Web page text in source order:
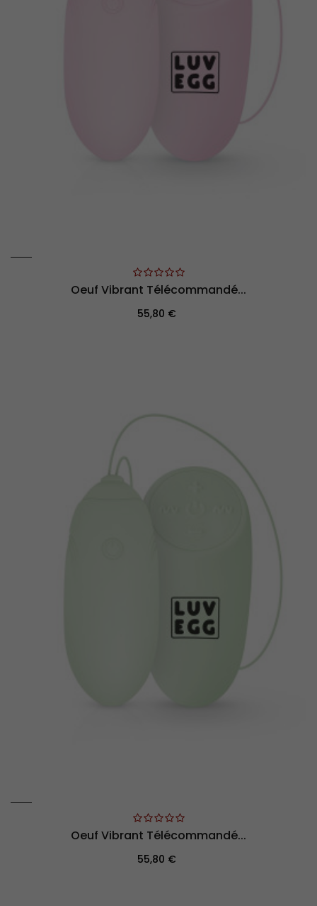
Oeuf Vibrant Télécommandé...
Prix
55,80 €
Oeuf Vibrant Télécommandé...
Prix
55,80 €